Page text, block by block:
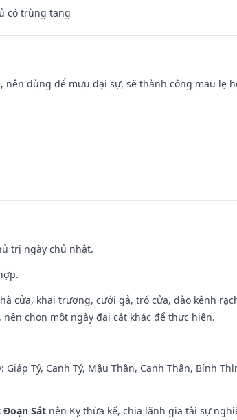
có trùng tang
dùng để mưu đại sự, sẽ thành công mau lẹ
trị ngày chủ nhật.
cửa, khai trương, cưới gả, trổ cửa, đào kênh
chọn một ngày đại cát khác để thực hiện.
Tý, Canh Tý, Mậu Thân, Canh Thân, Bính
Đoạn Sát nên Kỵ thừa kế, chia lãnh gia tài sự